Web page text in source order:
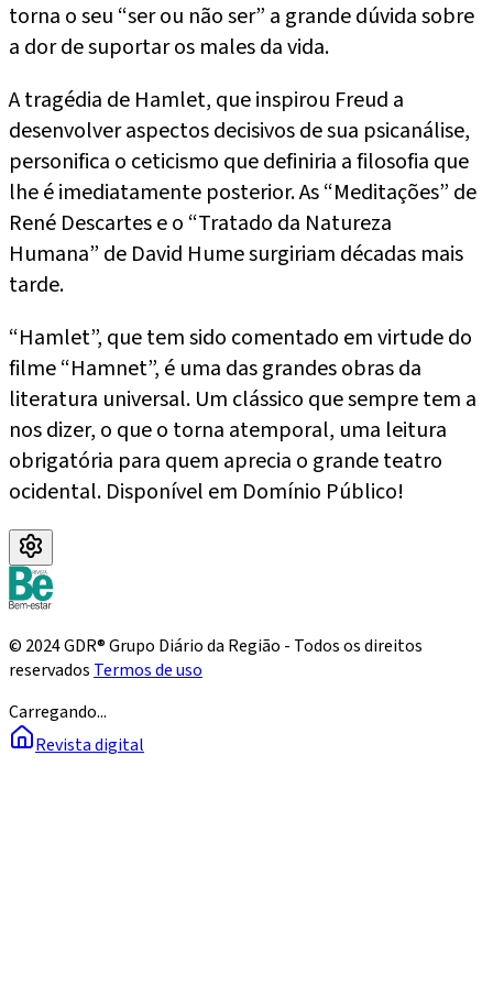
torna o seu “ser ou não ser” a grande dúvida sobre
a dor de suportar os males da vida.
A tragédia de Hamlet, que inspirou Freud a
desenvolver aspectos decisivos de sua psicanálise,
personifica o ceticismo que definiria a filosofia que
lhe é imediatamente posterior. As “Meditações” de
René Descartes e o “Tratado da Natureza
Humana” de David Hume surgiriam décadas mais
tarde.
“Hamlet”, que tem sido comentado em virtude do
filme “Hamnet”, é uma das grandes obras da
literatura universal. Um clássico que sempre tem a
nos dizer, o que o torna atemporal, uma leitura
obrigatória para quem aprecia o grande teatro
ocidental. Disponível em Domínio Público!
© 2024 GDR® Grupo Diário da Região - Todos os direitos
reservados Termos de uso
Carregando...
Revista digital